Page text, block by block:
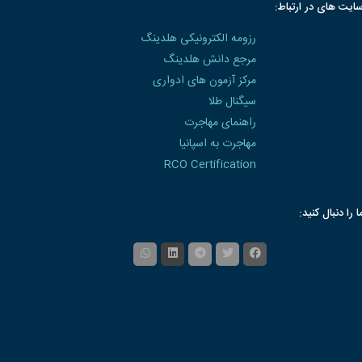
های در ارتباط:
رزومه الکترونیکی هلدینگ
مرجع دانش هلدینگ
مرکز آزمون های ادواری
سیگنال طلا
راهنمای مهاجرت
مهاجرت به اسپانیا
RCO Certification
را دنبال کنید: